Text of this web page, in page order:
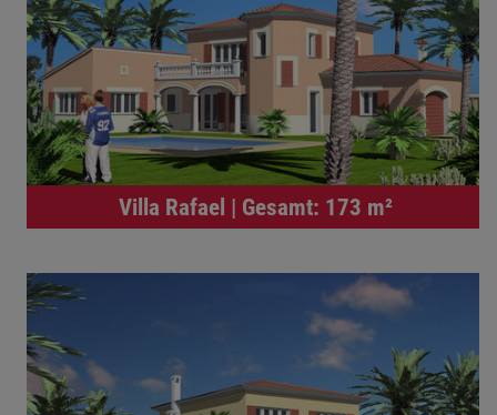
Villa Rafael | Gesamt: 173 m²